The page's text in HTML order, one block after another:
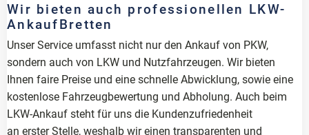
Wir bieten auch professionellen LKW-
AnkaufBretten
Unser Service umfasst nicht nur den Ankauf von PKW,
sondern auch von LKW und Nutzfahrzeugen. Wir bieten
Ihnen faire Preise und eine schnelle Abwicklung, sowie eine
kostenlose Fahrzeugbewertung und Abholung. Auch beim
LKW-Ankauf steht für uns die Kundenzufriedenheit
an erster Stelle, weshalb wir einen transparenten und